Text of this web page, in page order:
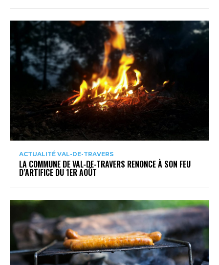
ACTUALITÉ VAL-DE-TRAVERS
LA COMMUNE DE VAL-DE-TRAVERS RENONCE À SON FEU
D’ARTIFICE DU 1ER AOÛT